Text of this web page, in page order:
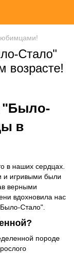
Стало"
возрасте!
"Было-
в
в наших сердцах.
и игривыми были
верными
вдохновила нас
Стало".
породе